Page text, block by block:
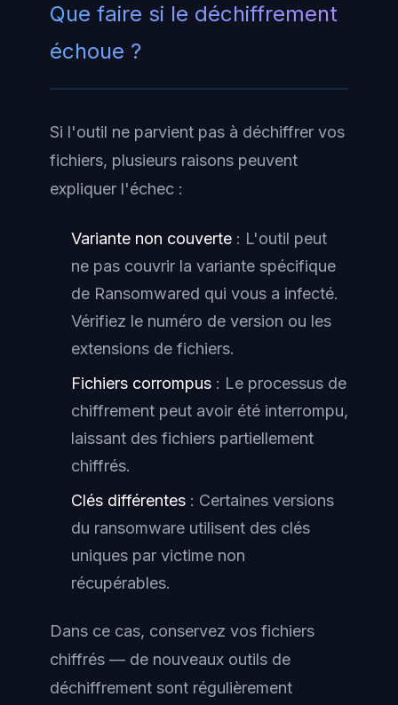
Que faire si le déchiffrement
échoue ?
Si l'outil ne parvient pas à déchiffrer vos
fichiers, plusieurs raisons peuvent
expliquer l'échec :
Variante non couverte : L'outil peut
ne pas couvrir la variante spécifique
de Ransomwared qui vous a infecté.
Vérifiez le numéro de version ou les
extensions de fichiers.
Fichiers corrompus : Le processus de
chiffrement peut avoir été interrompu,
laissant des fichiers partiellement
chiffrés.
Clés différentes : Certaines versions
du ransomware utilisent des clés
uniques par victime non
récupérables.
Dans ce cas, conservez vos fichiers
chiffrés — de nouveaux outils de
déchiffrement sont régulièrement